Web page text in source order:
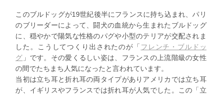
このブルドッグが19世紀後半にフランスに持ち込まれ、パリ
のブリーダーによって、闘犬の血統から生まれたブルドッグ
に、穏やかで陽気な性格のパグや小型のテリアが交配されま
した。こうしてつくり出されたのが「 フレンチ・ブルドッ
グ 」です。その愛くるしい姿は、フランスの上流階級の女性
の間でたちまち人気になったと言われています。
当初は立ち耳と折れ耳の両タイプがありアメリカでは立ち耳
が、イギリスやフランスでは折れ耳が人気でした。この「立